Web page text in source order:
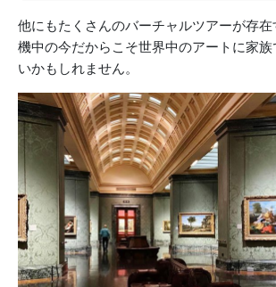
他にもたくさんのバーチャルツアーが存
機中の今だからこそ世界中のアートに家
いかもしれません。